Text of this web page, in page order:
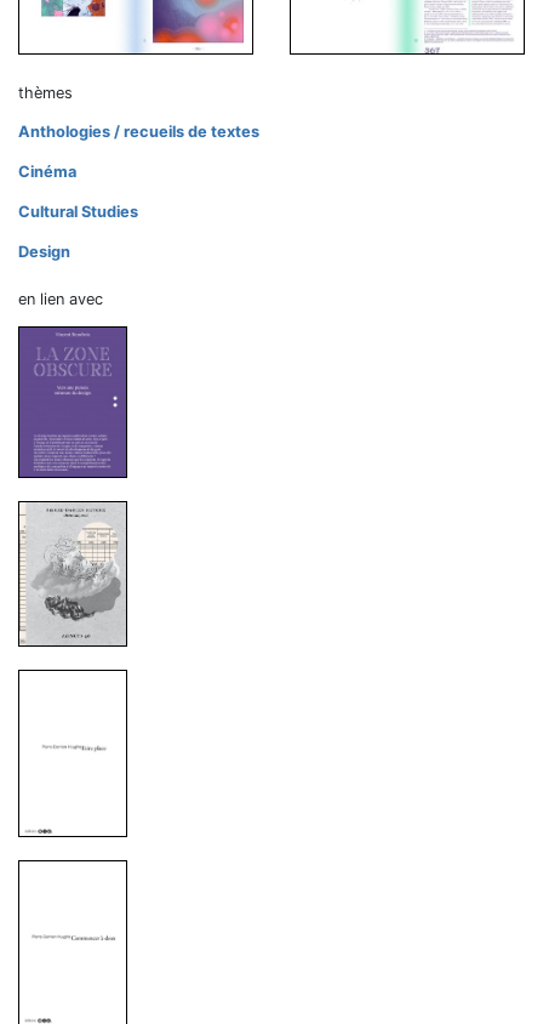
thèmes
Anthologies / recueils de textes
Cinéma
Cultural Studies
Design
en lien avec